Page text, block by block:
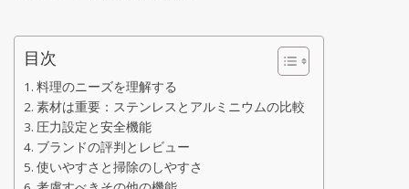
目次
料理のニーズを理解する
素材は重要：ステンレスとアルミニウムの比較
圧力設定と安全機能
ブランドの評判とレビュー
使いやすさと掃除のしやすさ